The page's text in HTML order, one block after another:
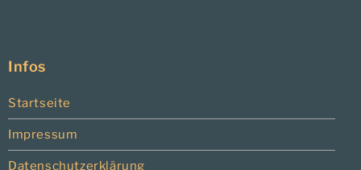
Infos
Startseite
Impressum
Datenschutzerklärung